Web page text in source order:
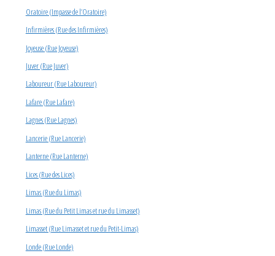
Oratoire (Impasse de l’Oratoire)
Infirmières (Rue des Infirmières)
Joyeuse (Rue Joyeuse)
Juver (Rue Juver)
Laboureur (Rue Laboureur)
Lafare (Rue Lafare)
Lagnes (Rue Lagnes)
Lancerie (Rue Lancerie)
Lanterne (Rue Lanterne)
Lices (Rue des Lices)
Limas (Rue du Limas)
Limas (Rue du Petit Limas et rue du Limasset)
Limasset (Rue Limasset et rue du Petit-Limas)
Londe (Rue Londe)